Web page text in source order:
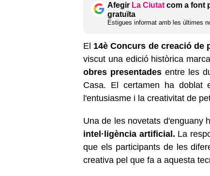
Afegir La Ciutat com a font
gratuïta
Estigues informat amb les últimes
El 14è Concurs de creació de
viscut una edició històrica
obres presentades entre les
Casa. El certamen ha doblat
l'entusiasme i la creativitat de
Una de les novetats d'enguany
intel·ligència artificial. La
que els participants de les
creativa pel que fa a aquesta